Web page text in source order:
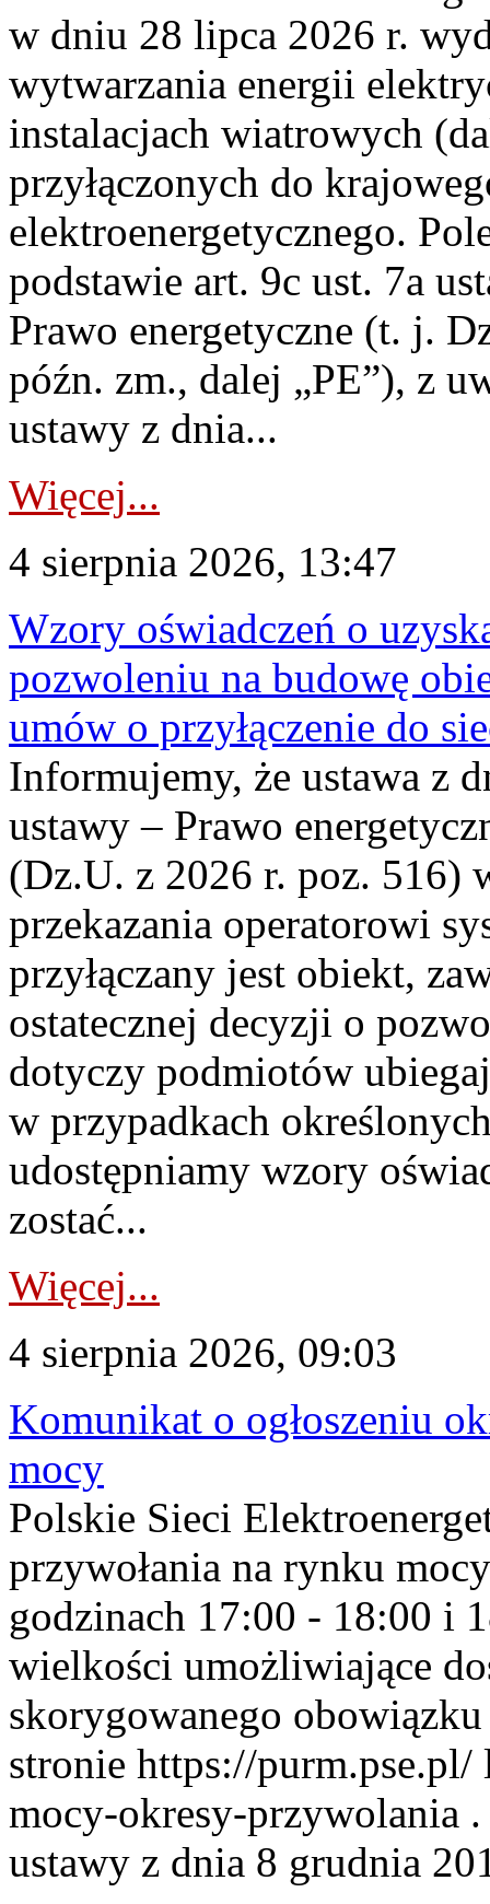
w dniu 28 lipca 2026 r.
wytwarzania energii
instalacjach wiatrowych
przyłączonych do
elektroenergetycznego.
podstawie art. 9c ust. 7a
Prawo energetyczne (t. j.
późn. zm., dalej „PE”), z
ustawy z dnia...
Więcej...
4 sierpnia 2026, 13:47
Wzory oświadczeń o
pozwoleniu na budowę
umów o przyłączenie do
Informujemy, że ustawa z
ustawy – Prawo
(Dz.U. z 2026 r. poz. 516)
przekazania operatorowi
przyłączany jest obiekt,
ostatecznej decyzji o
dotyczy podmiotów
w przypadkach
udostępniamy wzory
zostać...
Więcej...
4 sierpnia 2026, 09:03
Komunikat o ogłoszeniu
mocy
Polskie Sieci
przywołania na rynku
godzinach 17:00 - 18:00 i
wielkości umożliwiające
skorygowanego
stronie https://
mocy-okresy-przywolania
ustawy z dnia 8 grudnia